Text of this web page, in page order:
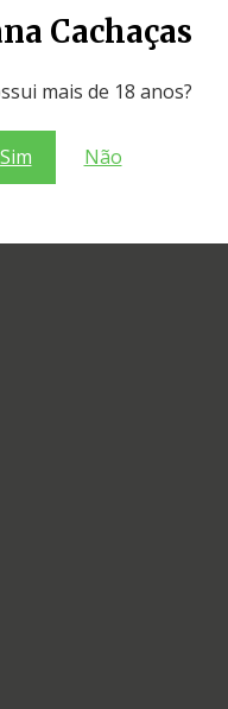
Cachaças
mais de 18 anos?
Sim Não